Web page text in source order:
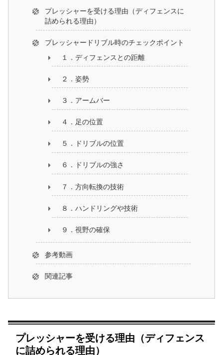
プレッシャーを受ける理由（ディフェンスに
詰められる理由）
プレッシャードリブル時のチェックポイント
１．ディフェンスとの距離
２．姿勢
３．アームバー
４．足の位置
５．ドリブルの位置
６．ドリブルの強さ
７．方向転換の技術
８．ハンドリングや技術
９．視野の確保
参考動画
関連記事
プレッシャーを受ける理由（ディフェンス
に詰められる理由）